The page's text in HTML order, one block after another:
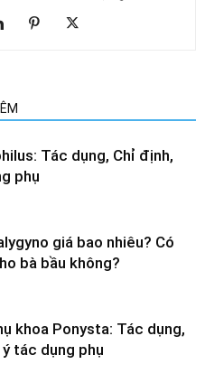
Tác dụng, Chỉ định,
phụ
giá bao nhiêu? Có
bà bầu không?
khoa Ponysta: Tác dụng,
tác dụng phụ